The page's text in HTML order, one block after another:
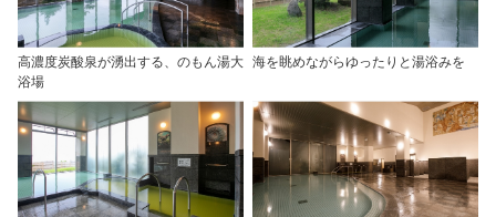
高濃度炭酸泉が湧出する、のもん湯大
浴場
海を眺めながらゆったりと湯浴みを